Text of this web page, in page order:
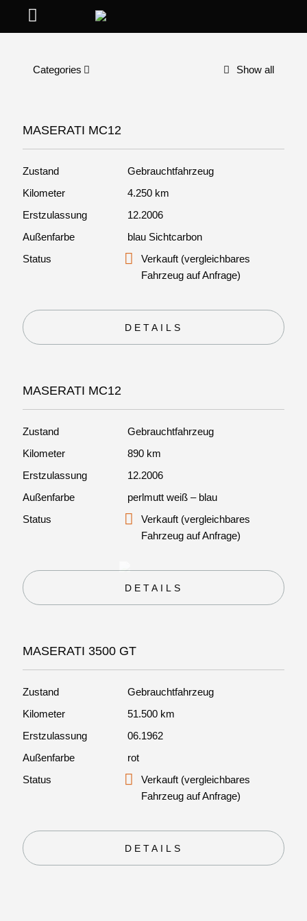
Categories Show all
MASERATI MC12
Zustand
Gebrauchtfahrzeug
Kilometer
4.250 km
Erstzulassung
12.2006
Außenfarbe
blau Sichtcarbon
Status
Verkauft (vergleichbares
Fahrzeug auf Anfrage)
DETAILS
MASERATI MC12
Zustand
Gebrauchtfahrzeug
Kilometer
890 km
Erstzulassung
12.2006
Außenfarbe
perlmutt weiß – blau
Status
Verkauft (vergleichbares
Fahrzeug auf Anfrage)
DETAILS
MASERATI 3500 GT
Zustand
Gebrauchtfahrzeug
Kilometer
51.500 km
Erstzulassung
06.1962
Außenfarbe
rot
Status
Verkauft (vergleichbares
Fahrzeug auf Anfrage)
DETAILS